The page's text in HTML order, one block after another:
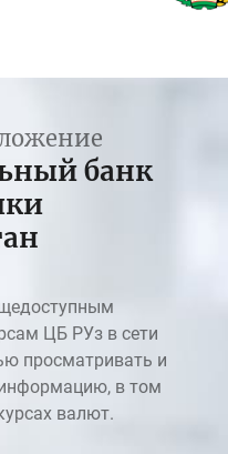
банк
ЦБ РУз в сети
просматривать и
в том
валют.